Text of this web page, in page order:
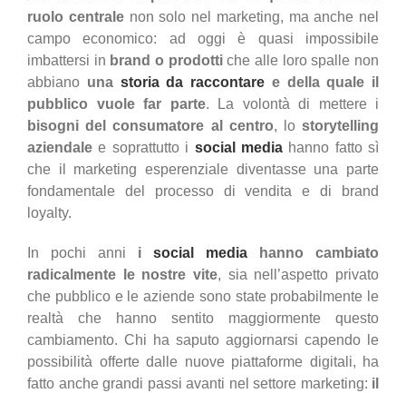
ruolo centralenon solo nel marketing, ma anche nel
campo economico: ad oggi è quasi impossibile
imbattersi in brand o prodottiche alle loro spalle non
abbiano una storia da raccontare e della quale il
pubblico vuole far parte. La volontà di mettere i
bisogni del consumatore al centro, lostorytelling
aziendale e soprattutto i social mediahanno fatto sì
che il marketing esperenziale diventasse una parte
fondamentale del processo di vendita e di brand
loyalty.
In pochi anni i social media hanno cambiato
radicalmente le nostre vite, sia nell’aspetto privato
che pubblico e le aziende sono state probabilmente le
realtà che hanno sentito maggiormente questo
cambiamento. Chi ha saputo aggiornarsi capendo le
possibilità offerte dalle nuove piattaforme digitali, ha
fatto anche grandi passi avanti nel settore marketing: il